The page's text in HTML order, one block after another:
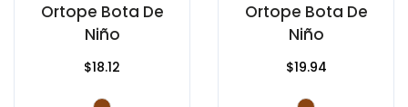
Ortope Bota De
Niño
$18.12
Ortope Bota De
Niño
$19.94